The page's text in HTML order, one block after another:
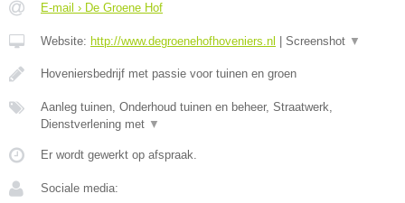
E-mail › De Groene Hof
Website: http://www.degroenehofhoveniers.nl Screenshot ▼
Hoveniersbedrijf met passie voor tuinen en groen
Aanleg tuinen, Onderhoud tuinen en beheer, Straatwerk,
Dienstverlening met ▼
Er wordt gewerkt op afspraak.
Sociale media: